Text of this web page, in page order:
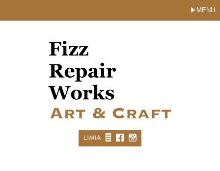
MENU